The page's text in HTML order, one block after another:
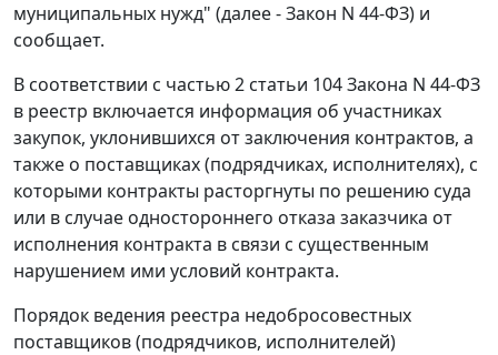
муниципальных нужд" (далее - Закон N 44-ФЗ) и
сообщает.
В соответствии с частью 2 статьи 104 Закона N 44-ФЗ
в реестр включается информация об участниках
закупок, уклонившихся от заключения контрактов, а
также о поставщиках (подрядчиках, исполнителях), с
которыми контракты расторгнуты по решению суда
или в случае одностороннего отказа заказчика от
исполнения контракта в связи с существенным
нарушением ими условий контракта.
Порядок ведения реестра недобросовестных
поставщиков (подрядчиков, исполнителей)